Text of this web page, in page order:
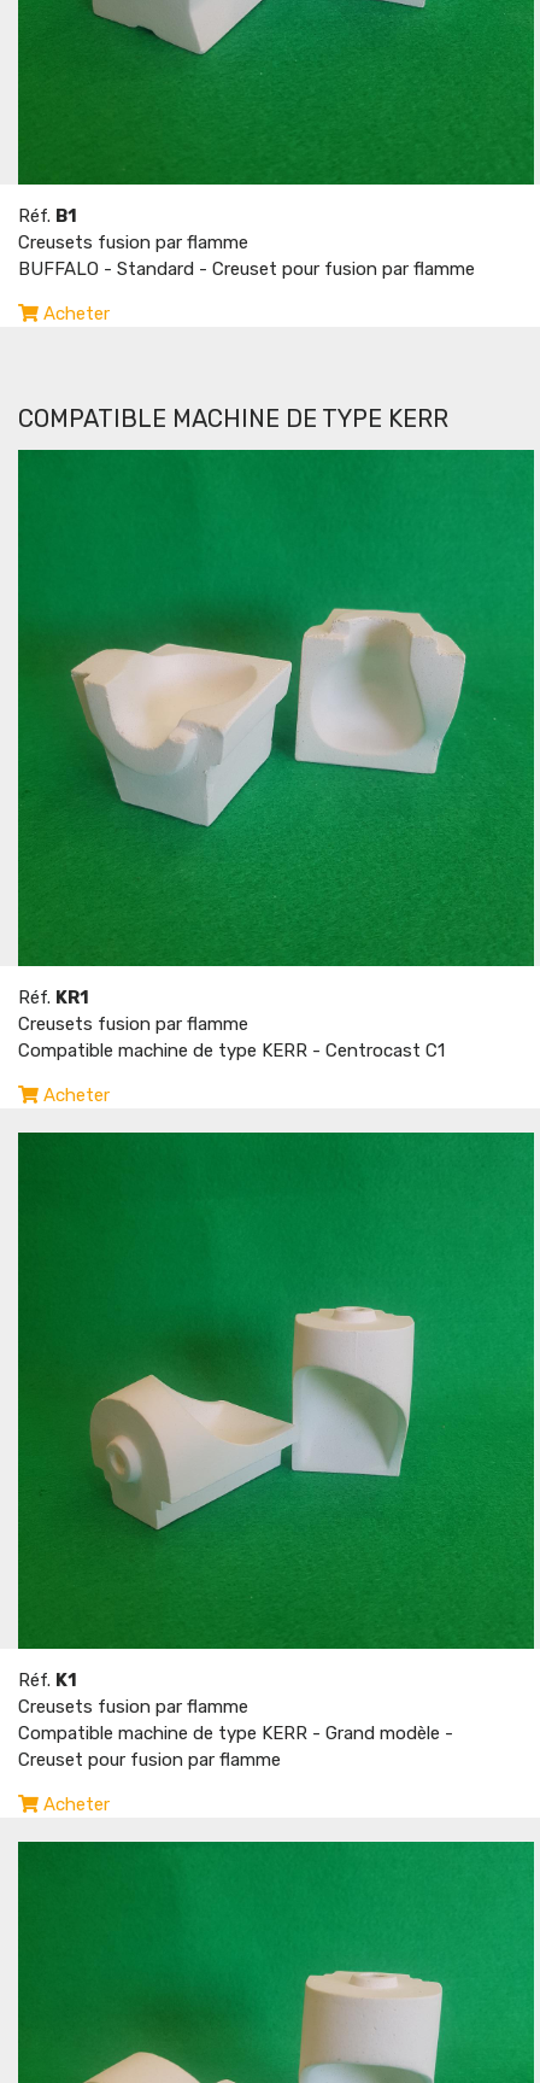
Réf. B1
Creusets fusion par flamme
BUFFALO - Standard - Creuset pour fusion par flamme
Acheter
COMPATIBLE MACHINE DE TYPE KERR
Réf. KR1
Creusets fusion par flamme
Compatible machine de type KERR - Centrocast C1
Acheter
Réf. K1
Creusets fusion par flamme
Compatible machine de type KERR - Grand modèle -
Creuset pour fusion par flamme
Acheter